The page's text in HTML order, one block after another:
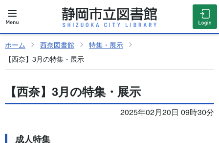
ホーム 西奈図書館
特集・展示
【西奈】3月の特集・展示
【西奈】3月の特集・展示
2025年02月20日 09時30分
成人特集